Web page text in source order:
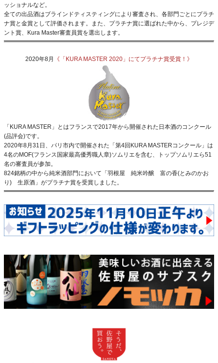
ッショナルなど。
全ての出品酒はブラインドティスティングにより審査され、各部門ごとにプラチ
ナ賞と金賞として評価されます。また、プラチナ賞に選ばれた中から、プレジデ
ント賞、Kura Master審査員賞を選出します。
2020年8月 《「KURA MASTER 2020」にてプラチナ賞受賞！》
「KURA MASTER」とはフランスで2017年から開催された日本酒のコンクール
(品評会)です。
2020年8月31日、パリ市内で開催された「第4回KURA MASTERコンクール」は
4名のMOF(フランス国家最高優秀職人章)ソムリエを含む、トップソムリエら51
名の審査員が参加。
824銘柄の中から純米酒部門において「羽根屋 純米吟醸 富の香(とみのかお
り) 生原酒」がプラチナ賞を受賞しました。